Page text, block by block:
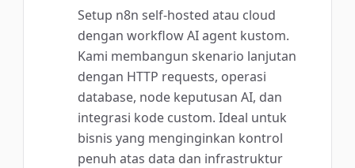
Setup n8n self-hosted atau cloud
dengan workflow AI agent kustom.
Kami membangun skenario lanjutan
dengan HTTP requests, operasi
database, node keputusan AI, dan
integrasi kode custom. Ideal untuk
bisnis yang menginginkan kontrol
penuh atas data dan infrastruktur